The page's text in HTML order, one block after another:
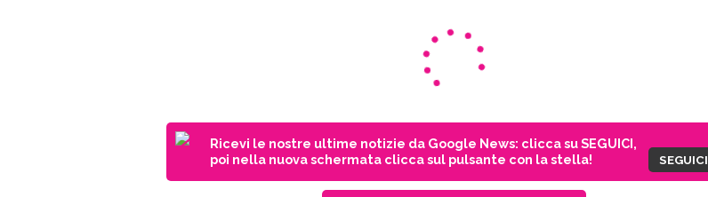
Ricevi le nostre ultime notizie da Google News: clicca su SEGUICI,
poi nella nuova schermata clicca sul pulsante con la stella!
SEGUICI